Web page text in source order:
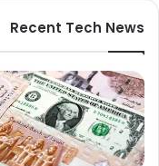
Recent Tech News